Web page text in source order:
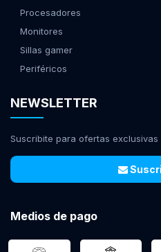
Procesadores
Monitores
Sillas gamer
Periféricos
NEWSLETTER
Suscribite para ofertas exclusivas
Medios de pago